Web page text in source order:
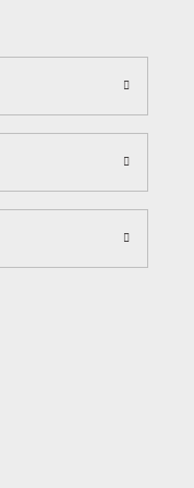
Deneyimi
keyifli bir deneyime
kutusunu kullanarak
detaylı açıklamalar ve
ürün hakkında tüm bilgilere
ulaştırmak için özenle
ekibimiz her zaman
veya canlı destek
memnuniyeti, en